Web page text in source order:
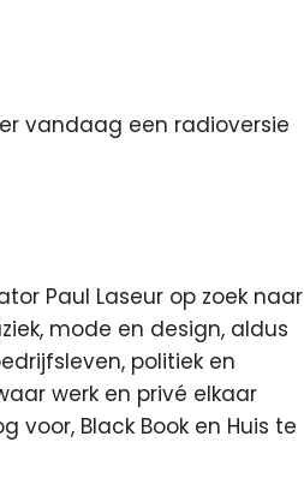
vandaag een radioversie
Paul Laseur op zoek naar
mode en design, aldus
politiek en
werk en privé elkaar
voor, Black Book en Huis te